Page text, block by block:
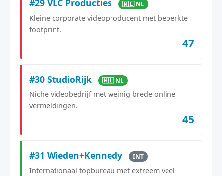
#29 VLC Producties 🇳🇱 NL
Kleine corporate videoproducent met beperkte
footprint.
47
#30 StudioRijk 🇳🇱 NL
Niche videobedrijf met weinig brede online
vermeldingen.
45
#31 Wieden+Kennedy INT
Internationaal topbureau met extreem veel